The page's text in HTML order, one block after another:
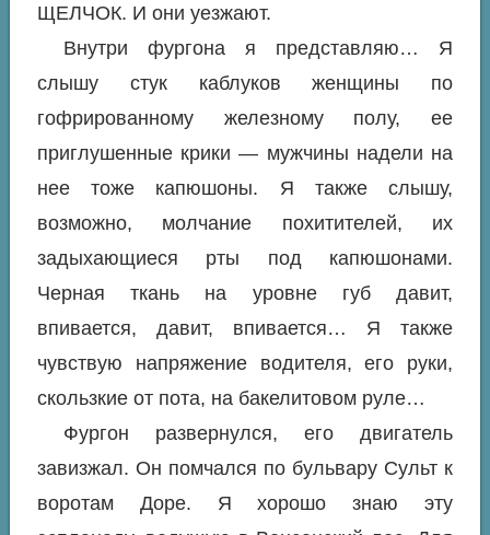
ЩЕЛЧОК. И они уезжают.
Внутри фургона я представляю… Я
слышу стук каблуков женщины по
гофрированному железному полу, ее
приглушенные крики — мужчины надели на
нее тоже капюшоны. Я также слышу,
возможно, молчание похитителей, их
задыхающиеся рты под капюшонами.
Черная ткань на уровне губ давит,
впивается, давит, впивается… Я также
чувствую напряжение водителя, его руки,
скользкие от пота, на бакелитовом руле…
Фургон развернулся, его двигатель
завизжал. Он помчался по бульвару Сульт к
воротам Доре. Я хорошо знаю эту